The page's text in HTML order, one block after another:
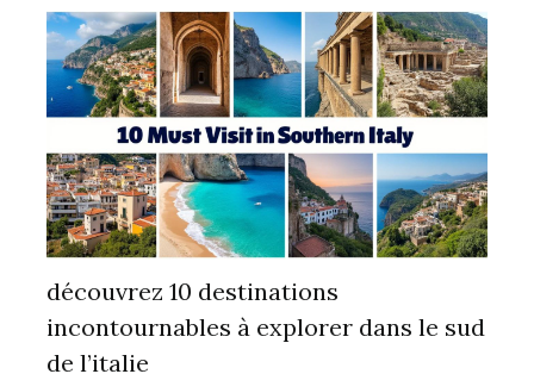
découvrez 10 destinations
incontournables à explorer dans le sud
de l’italie